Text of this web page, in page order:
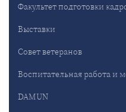
Факультет подготовки
Выставки
Совет ветеранов
Воспитательная работа и
DAMUN